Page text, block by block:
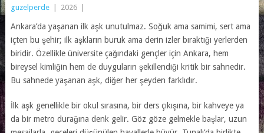
guzelperde 2026
Ankara’da yaşanan ilk aşk unutulmaz. Soğuk ama samimi, sert ama
içten bu şehir; ilk aşkların buruk ama derin izler bıraktığı yerlerden
biridir. Özellikle üniversite çağındaki gençler için Ankara, hem
bireysel kimliğin hem de duyguların şekillendiği kritik bir sahnedir.
Bu sahnede yaşanan aşk, diğer her şeyden farklıdır.
İlk aşk genellikle bir okul sırasına, bir ders çıkışına, bir kahveye ya
da bir metro durağına denk gelir. Göz göze gelmekle başlar, uzun